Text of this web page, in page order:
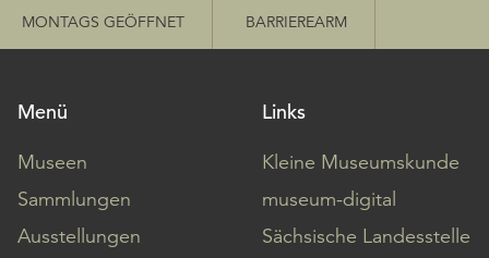
MONTAGS GEÖFFNET BARRIEREARM
Menü
Museen
Sammlungen
Ausstellungen
Links
Kleine Museumskunde
museum-digital
Sächsische Landesstelle